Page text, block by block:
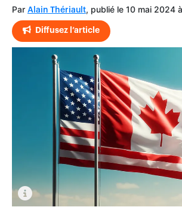
Par Alain Thériault, publié le 10 mai 2024
Diffusez l’article